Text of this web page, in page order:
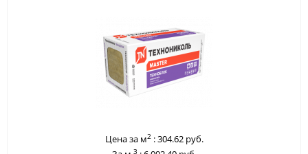
Цена за м2:304.62 руб.
3